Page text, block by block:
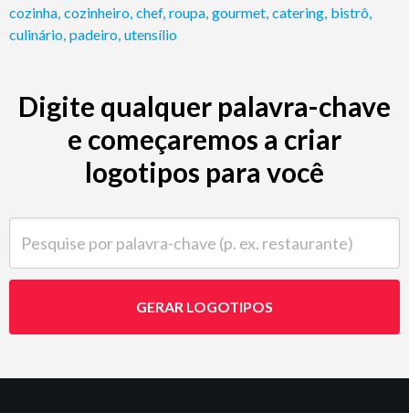
cozinha cozinheiro chef, roupa gourmet catering bistrô
culinário padeiro utensílio
Digite qualquer palavra-chave
e começaremos a criar
logotipos para você
GERAR LOGOTIPOS